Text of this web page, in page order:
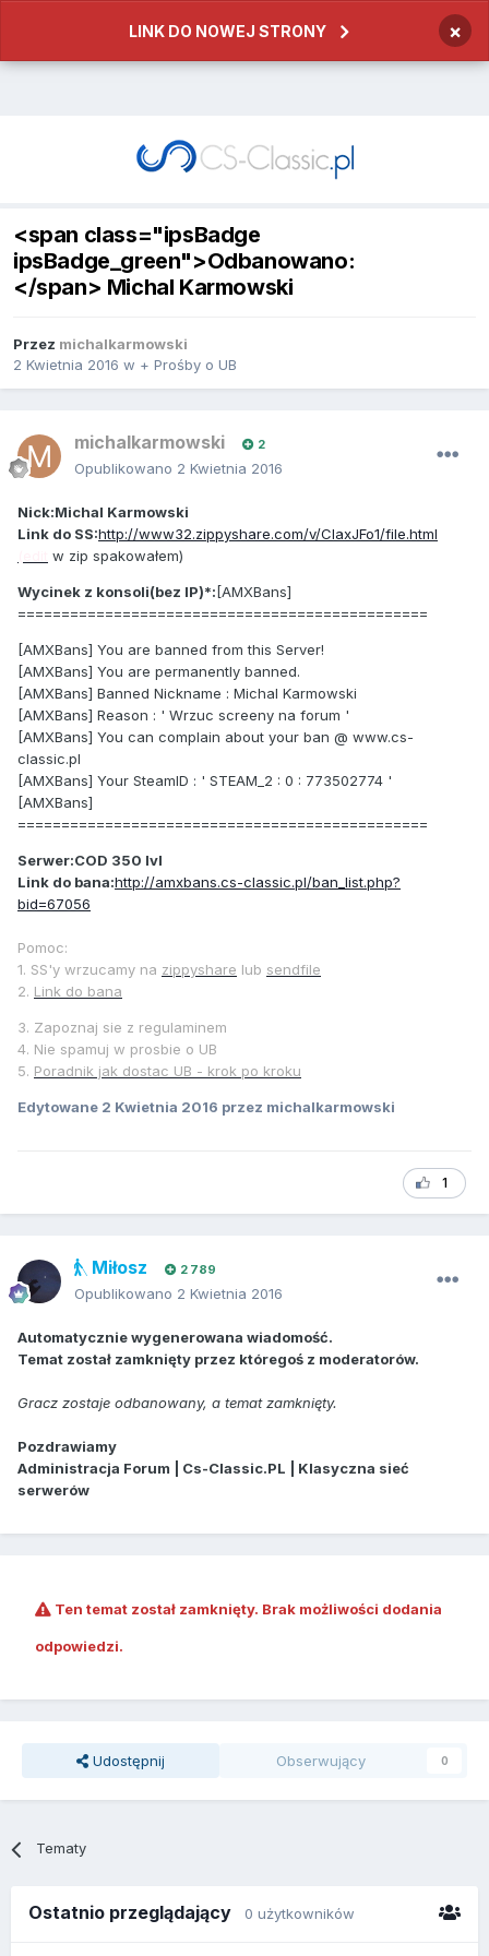
LINK DO NOWEJ STRONY ×
<span class="ipsBadge
ipsBadge_green">Odbanowano:
</span> Michal Karmowski
Przez michalkarmowski
2 Kwietnia 2016 w + Prośby o UB
michalkarmowski 2
Opublikowano 2 Kwietnia 2016
Nick:Michal Karmowski
Link do SS:http://www32.zippyshare.com/v/CIaxJFo1/file.html
w zip spakowałem)
Wycinek z konsoli(bez IP)*: [AMXBans]
===============================================
[AMXBans] You are banned from this Server!
[AMXBans] You are permanently banned.
[AMXBans] Banned Nickname : Michal Karmowski
[AMXBans] Reason : ' Wrzuc screeny na forum '
[AMXBans] You can complain about your ban @ www.cs-
classic.pl
[AMXBans] Your SteamID : ' STEAM_2 : 0 : 773502774 '
[AMXBans]
===============================================
Serwer:COD 350 lvl
Link do bana:http://amxbans.cs-classic.pl/ban_list.php?
bid=67056
Pomoc:
1. SS'y wrzucamy na zippyshare lub sendfile
2. Link do bana
3. Zapoznaj sie z regulaminem
4. Nie spamuj w prosbie o UB
5. Poradnik jak dostac UB - krok po kroku
Edytowane 2 Kwietnia 2016 przez michalkarmowski
1
Miłosz 2 789
Opublikowano 2 Kwietnia 2016
Automatycznie wygenerowana wiadomość.
Temat został zamknięty przez któregoś z moderatorów.
Gracz zostaje odbanowany, a temat zamknięty.
Pozdrawiamy
Administracja Forum | Cs-Classic.PL | Klasyczna sieć
serwerów
Ten temat został zamknięty. Brak możliwości dodania
odpowiedzi.
Udostępnij Obserwujący 0
Tematy
Ostatnio przeglądający 0 użytkowników